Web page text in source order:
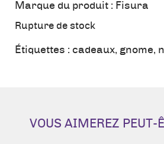
Marque du produit : Fisura
Rupture de stock
Étiquettes : cadeaux, gnome,
VOUS AIMEREZ PEUT-